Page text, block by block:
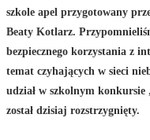
szkole apel przygotowany
Beaty Kotlarz.
bezpiecznego korzystania z
temat czyhających w sieci
udział w szkolnym
został dzisiaj rozstrzygnięty.